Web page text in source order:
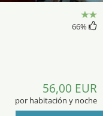
66%
56,00 EUR
por habitación y noche